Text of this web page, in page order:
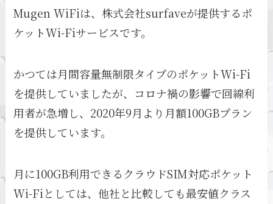
Mugen WiFiは、株式会社surfaveが提供するポ
ケットWi-Fiサービスです。
かつては月間容量無制限タイプのポケットWi-Fi
を提供していましたが、コロナ禍の影響で回線利
用者が急増し、2020年9月より月額100GBプラン
を提供しています。
月に100GB利用できるクラウドSIM対応ポケット
Wi-Fiとしては、他社と比較しても最安値クラス